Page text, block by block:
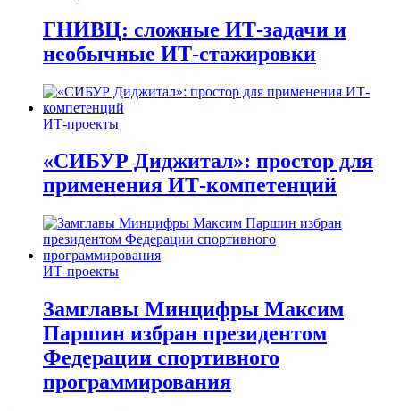
ГНИВЦ: сложные ИТ‑задачи и
необычные ИТ‑стажировки
ИТ-проекты
«СИБУР Диджитал»: простор для
применения ИТ-компетенций
ИТ-проекты
Замглавы Минцифры Максим
Паршин избран президентом
Федерации спортивного
программирования